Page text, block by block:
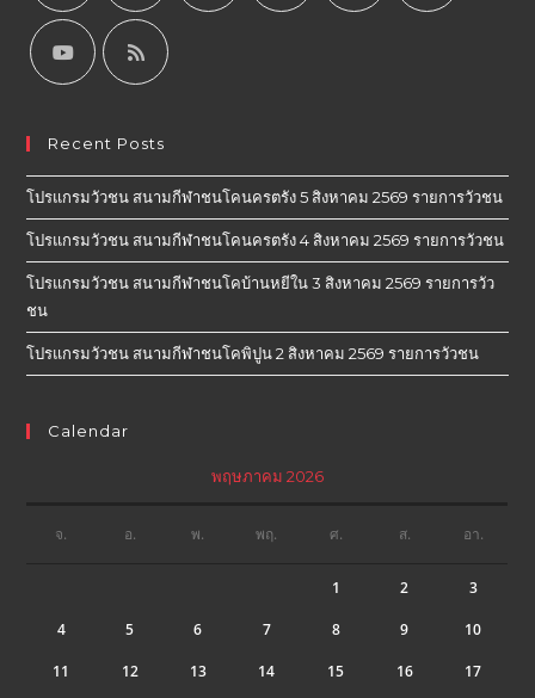
Recent Posts
โปรแกรมวัวชน สนามกีฬาชนโคนครตรัง 5 สิงหาคม 2569 รายการวัวชน
โปรแกรมวัวชน สนามกีฬาชนโคนครตรัง 4 สิงหาคม 2569 รายการวัวชน
โปรแกรมวัวชน สนามกีฬาชนโคบ้านหยีใน 3 สิงหาคม 2569 รายการวัว
ชน
โปรแกรมวัวชน สนามกีฬาชนโคพิปูน 2 สิงหาคม 2569 รายการวัวชน
Calendar
พฤษภาคม 2026
จ. อ. พ. พฤ. ศ. ส. อา.
1 2 3
4 5 6 7 8 9 10
11 12 13 14 15 16 17